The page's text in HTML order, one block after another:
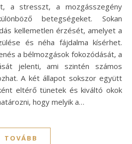
a stresszt, a mozgásszegény
betegségeket. Sokan
kellemetlen érzését, amelyet a
és néha fájdalma kísérhet.
a bélmozgások fokozódását, a
jelenti, ami szintén számos
A két állapot sokszor együtt
eltérő tünetek és kiváltó okok
hogy melyik a…
TOVÁBB